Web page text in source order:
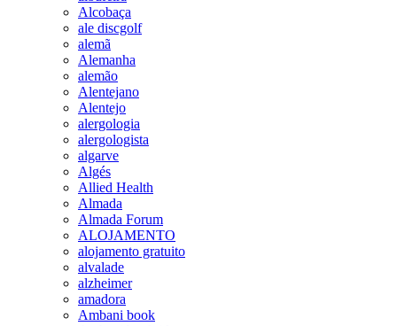
Alcobaça
ale discgolf
alemã
Alemanha
alemão
Alentejano
Alentejo
alergologia
alergologista
algarve
Algés
Allied Health
Almada
Almada Forum
ALOJAMENTO
alojamento gratuito
alvalade
alzheimer
amadora
Ambani book